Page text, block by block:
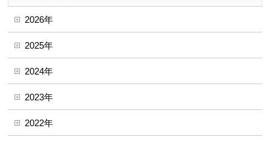
2026年
2025年
2024年
2023年
2022年